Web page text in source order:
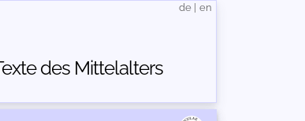
des Mittelalters
de en